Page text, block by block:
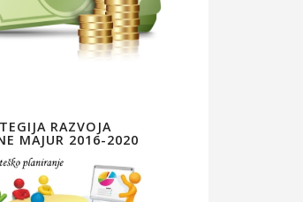
RAZVOJA
MAJUR 2016-2020